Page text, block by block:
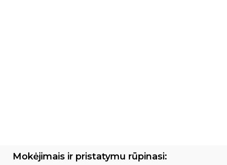
Mokėjimais ir pristatymu rūpinasi: